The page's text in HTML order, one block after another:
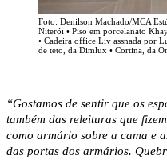
Foto: Denilson Machado/MCA
Niterói • Piso em porcelanato
• Cadeira office Liv assnada por
de teto, da Dimlux • Cortina, da
“Gostamos de sentir que os
também das releituras que
como armário sobre a cama e
das portas dos armários.